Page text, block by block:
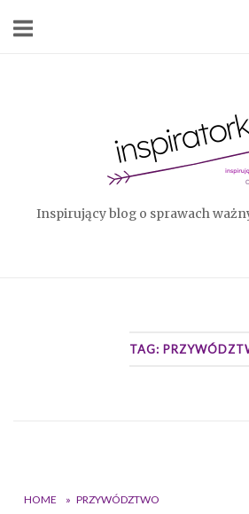
Inspirujący blog o sprawach
TAG:
HOME » PRZYWÓDZTWO